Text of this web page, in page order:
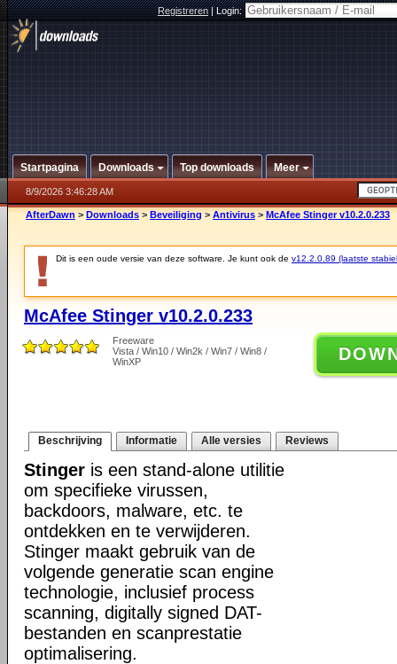
Registreren|Login:
Startpagina Downloads Top downloads Meer
8/9/2026 3:46:28 AM
AfterDawn > Downloads > Beveiliging > Antivirus > McAfee Stinger v10.2.0.233
Dit is een oude versie van deze software. Je kunt ook de v12.2.0.89 (laatste
McAfee Stinger v10.2.0.233
Freeware
Vista / Win10 / Win2k / Win7 / Win8 /
WinXP
Beschrijving Informatie Alle versies Reviews
Stinger is een stand-alone utilitie
om specifieke virussen,
backdoors, malware, etc. te
ontdekken en te verwijderen.
Stinger maakt gebruik van de
volgende generatie scan engine
technologie, inclusief process
scanning, digitally signed DAT-
bestanden en scanprestatie
optimalisering.